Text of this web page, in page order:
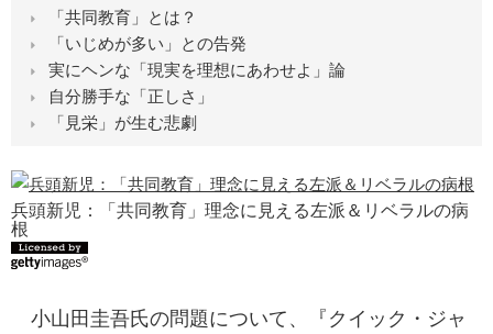
「共同教育」とは？
「いじめが多い」との告発
実にヘンな「現実を理想にあわせよ」論
自分勝手な「正しさ」
「見栄」が生む悲劇
兵頭新児：「共同教育」理念に見える左派＆リベラルの病
根
小山田圭吾氏の問題について、『クイック・ジャ